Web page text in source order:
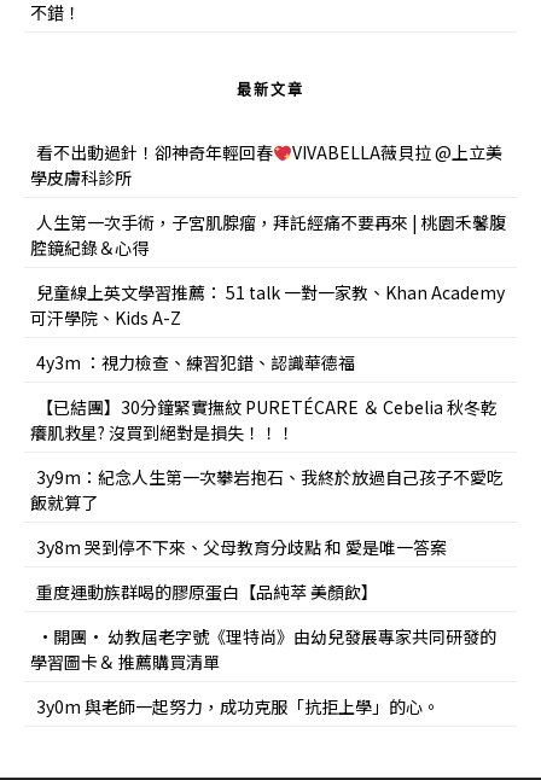
不錯！
最新文章
看不出動過針！卻神奇年輕回春
VIVABELLA薇貝拉 @上立美
學皮膚科診所
人生第一次手術，子宮肌腺瘤，拜託經痛不要再來 | 桃園禾馨腹
腔鏡紀錄＆心得
兒童線上英文學習推薦： 51 talk 一對一家教、Khan Academy
可汗學院、Kids A-Z
4y3m ：視力檢查、練習犯錯、認識華德福
【已結團】30分鐘緊實撫紋 PURETÉCARE ＆ Cebelia 秋冬乾
癢肌救星? 沒買到絕對是損失！！！
3y9m：紀念人生第一次攀岩抱石、我終於放過自己孩子不愛吃
飯就算了
3y8m 哭到停不下來、父母教育分歧點 和 愛是唯一答案
重度運動族群喝的膠原蛋白【品純萃 美顏飲】
•開團• 幼教屆老字號《理特尚》由幼兒發展專家共同研發的
學習圖卡＆ 推薦購買清單
3y0m 與老師一起努力，成功克服「抗拒上學」的心。